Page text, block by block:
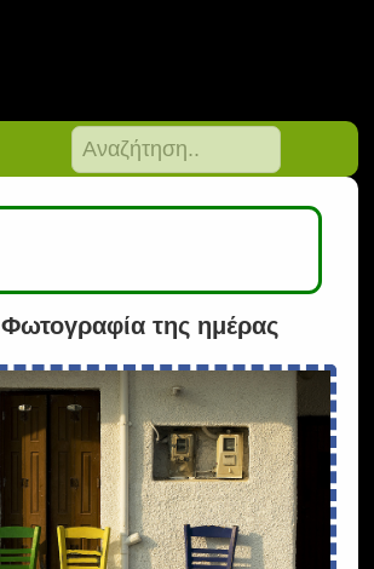
Φωτογραφία της ημέρας